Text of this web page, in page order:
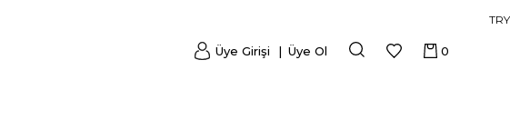
TRY
0
Üye Girişi Üye Ol